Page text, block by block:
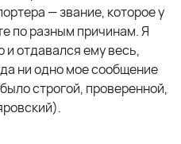
— звание, которое у
по разным причинам. Я
отдавался ему весь,
ни одно мое сообщение
строгой, проверенной,